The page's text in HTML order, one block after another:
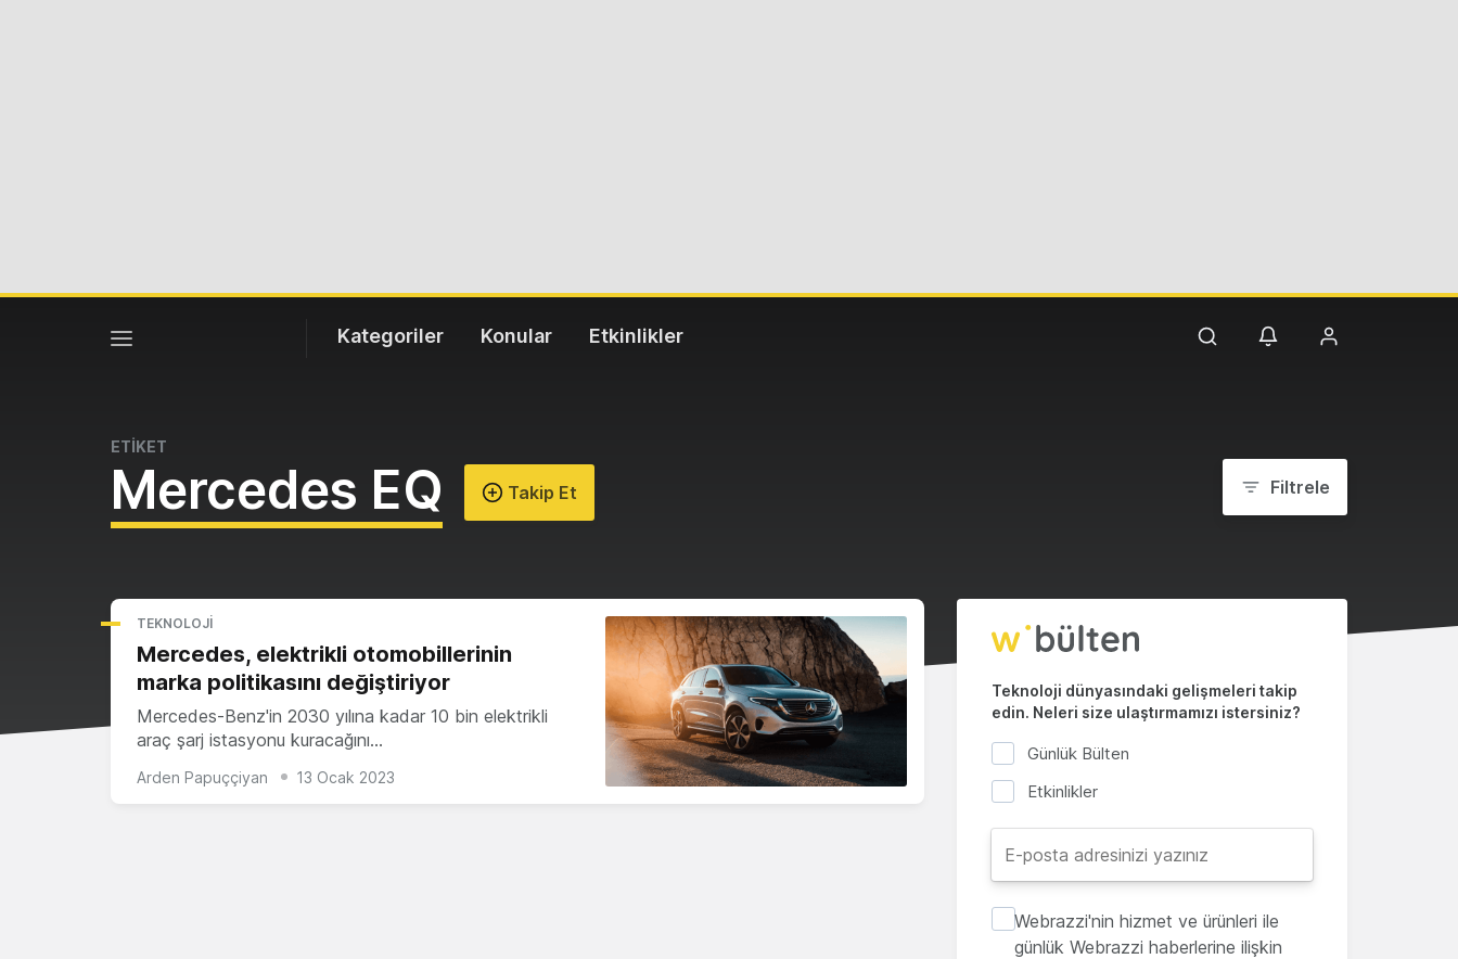
Kategoriler Konular Etkinlikler
ETİKET
Mercedes EQ Takip Et Filtrele
TEKNOLOJI
Mercedes, elektrikli otomobillerinin
marka politikasını değiştiriyor
Mercedes-Benz'in 2030 yılına kadar 10 bin elektrikli
araç şarj istasyonu kuracağını…
Arden Papuççiyan 13 Ocak 2023
Teknoloji dünyasındaki gelişmeleri takip
edin. Neleri size ulaştırmamızı istersiniz?
Günlük Bülten
Etkinlikler
Webrazzi'nin hizmet ve ürünleri ile
günlük Webrazzi haberlerine ilişkin